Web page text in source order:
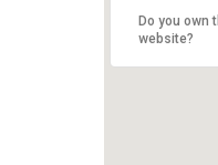
Do you own
website?